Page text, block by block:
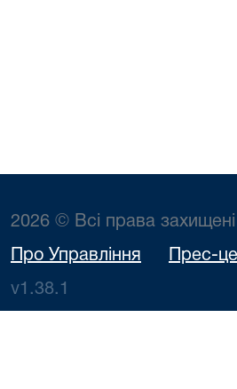
2026 © Всі права захищені
Про Управління Прес-
v1.38.1